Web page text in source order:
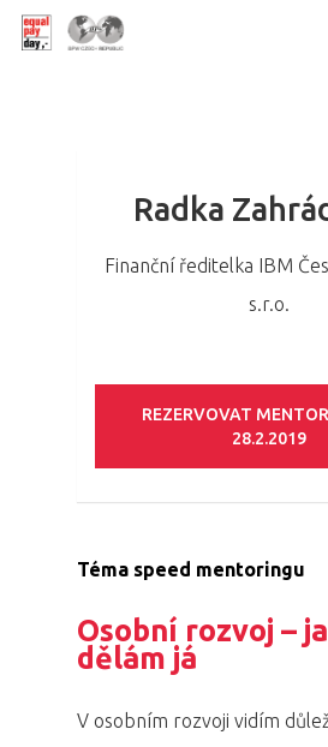
Radka
Finanční ředitelka IBM
s.r.o.
REZERVOVAT
28.2.2019
Téma speed mentoringu
Osobní rozvoj –
dělám já
V osobním rozvoji vidím